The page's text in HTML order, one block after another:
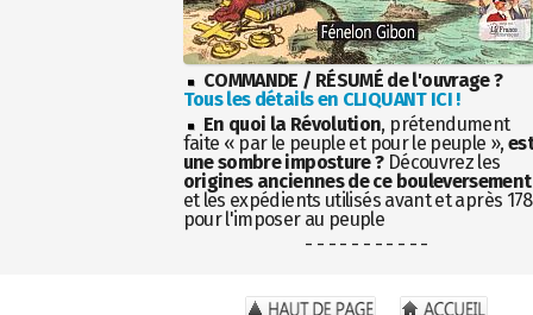
COMMANDE / RÉSUMÉ de l'ouvrage ?
Tous les détails en CLIQUANT ICI !
En quoi la Révolution, prétendument
faite « par le peuple et pour le peuple »,
une sombre imposture ?Découvrez les
origines anciennes de ce bouleversement
et les expédients utilisés avant et après
pour l'imposer au peuple
- - - - - - - - - - -